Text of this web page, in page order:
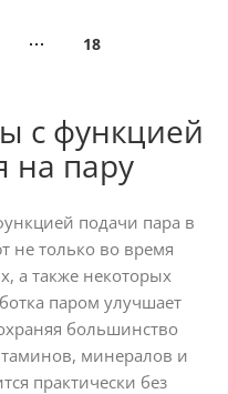
18
с функцией
на пару
подачи пара в
не только во время
а также некоторых
паром улучшает
большинство
минералов и
практически без